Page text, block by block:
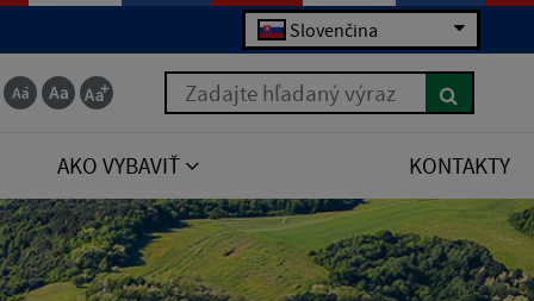
Slovenčina
Zadajte hľadaný výraz
AKO VYBAVIŤ KONTAKTY